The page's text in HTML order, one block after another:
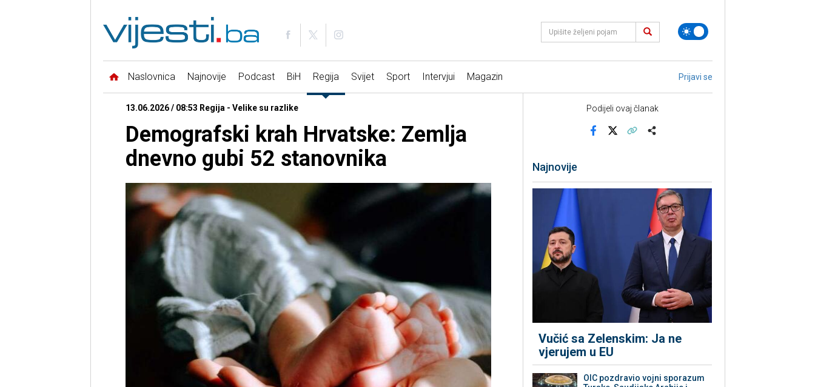
Naslovnica Najnovije Podcast BiH Regija Svijet Sport Intervjui Magazin Prijavi se
13.06.2026 / 08:53 Regija - Velike su razlike
Demografski krah Hrvatske: Zemlja
dnevno gubi 52 stanovnika
Podijeli ovaj članak
Najnovije
Vučić sa Zelenskim: Ja ne
vjerujem u EU
OIC pozdravio vojni sporazum